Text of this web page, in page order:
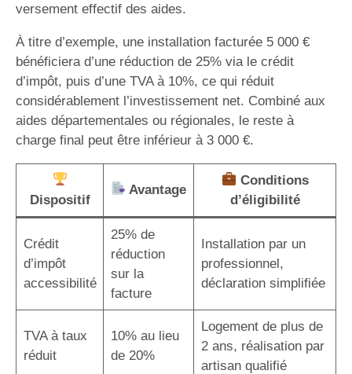
versement effectif des aides.
À titre d’exemple, une installation facturée 5 000 €
bénéficiera d’une réduction de 25% via le crédit
d’impôt, puis d’une TVA à 10%, ce qui réduit
considérablement l’investissement net. Combiné aux
aides départementales ou régionales, le reste à
charge final peut être inférieur à 3 000 €.
Dispositif
Avantage
Conditions
d’éligibilité
Crédit
d’impôt
accessibilité
25% de
réduction
sur la
facture
Installation par un
professionnel,
déclaration simplifiée
TVA à taux
réduit
10% au lieu
de 20%
Logement de plus de
2 ans, réalisation par
artisan qualifié